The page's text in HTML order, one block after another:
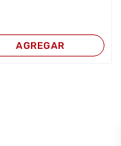
AGREGAR